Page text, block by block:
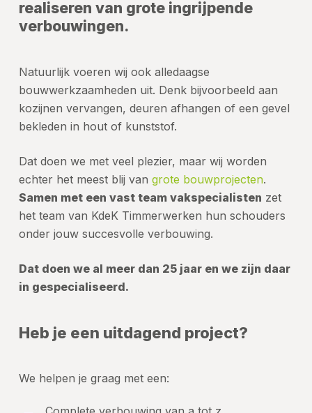
realiseren van grote ingrijpende
verbouwingen.
Natuurlijk voeren wij ook alledaagse
bouwwerkzaamheden uit. Denk bijvoorbeeld aan
kozijnen vervangen, deuren afhangen of een gevel
bekleden in hout of kunststof.
Dat doen we met veel plezier, maar wij worden
echter het meest blij van grote bouwprojecten.
Samen met een vast team vakspecialisten zet
het team van KdeK Timmerwerken hun schouders
onder jouw succesvolle verbouwing.
Dat doen we al meer dan 25 jaar en we zijn daar
in gespecialiseerd.
Heb je een uitdagend project?
We helpen je graag met een: